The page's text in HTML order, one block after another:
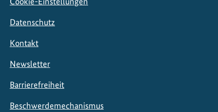
Datenschutz
Kontakt
Newsletter
Barrierefreiheit
Beschwerdemechanismus